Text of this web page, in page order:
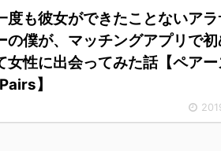
度も彼女ができたことないア
の僕が、マッチングアプリで
女性に出会ってみた話【ペア
】